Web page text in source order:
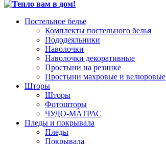
Постельное белье
Комплекты постельного белья
Пододеяльники
Наволочки
Наволочки декоративные
Простыни на резинке
Простыни махровые и велюровые
Шторы
Шторы
Фотошторы
ЧУДО-МАТРАС
Пледы и покрывала
Пледы
Покрывала